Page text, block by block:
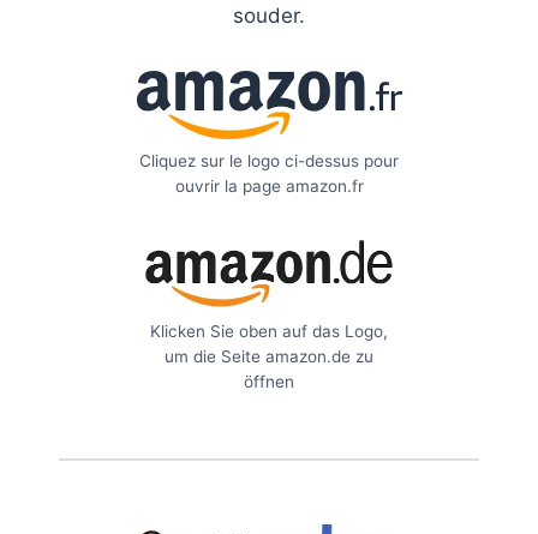
souder.
Cliquez sur le logo ci-dessus pour
ouvrir la page amazon.fr
Klicken Sie oben auf das Logo,
um die Seite amazon.de zu
öffnen